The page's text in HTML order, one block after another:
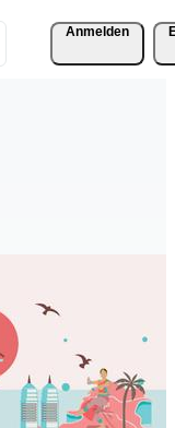
Anmelden